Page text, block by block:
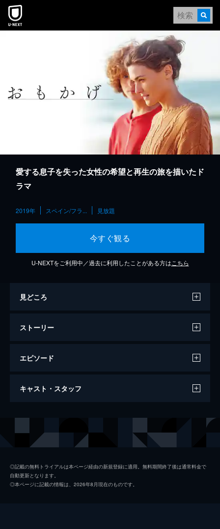
本文へスキップ
愛する息子を失った女性の希望と再生の旅を描いたド
ラマ
2019年 スペイン/フラ... 見放題
今すぐ観る
U-NEXTをご利用中／過去に利用したことがある方は こちら
見どころ
ストーリー
エピソード
おもかげ
キャスト・スタッフ
ジャン ジュール・ポリエ
◎記載の無料トライアルは本ページ経由の新規登録に適用。無料期間終了後は通常料金で
自動更新となります。
◎本ページに記載の情報は、2026年8月現在のものです。